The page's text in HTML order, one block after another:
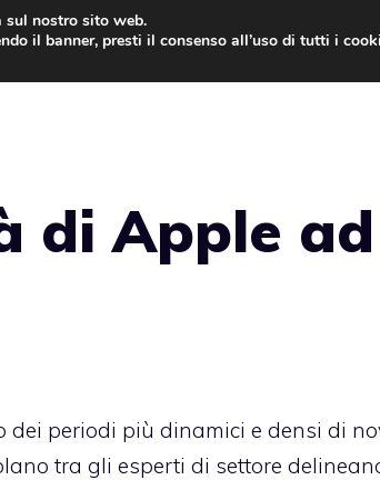
di Apple
dei periodi più dinamici e densi di
tra gli esperti di settore
nostro sito web.
il banner, presti il consenso all’uso di tutti i